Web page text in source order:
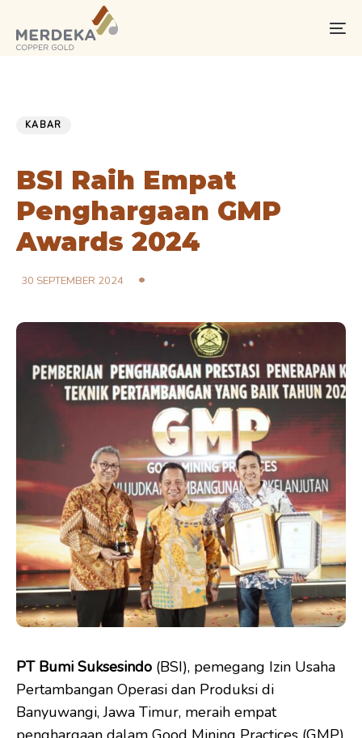
links
primary
KABAR
BSI Raih Empat
Penghargaan GMP
Awards 2024
30 SEPTEMBER 2024
PT Bumi Suksesindo (BSI), pemegang Izin Usaha
Pertambangan Operasi dan Produksi di
Banyuwangi, Jawa Timur, meraih empat